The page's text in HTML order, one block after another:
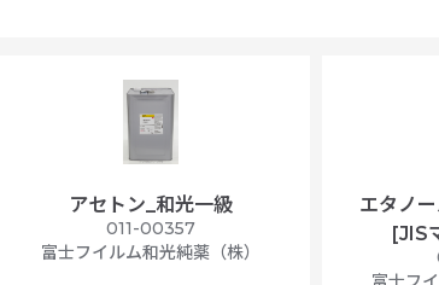
アセトン_和光一級
011-00357
富士フイルム和光純薬（株）
エタノ
[JIS